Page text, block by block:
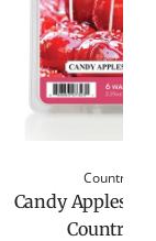
Country
Candy Apples
Country